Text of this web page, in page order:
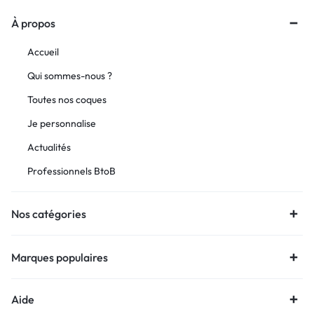
À propos
Accueil
Qui sommes-nous ?
Toutes nos coques
Je personnalise
Actualités
Professionnels BtoB
Nos catégories
Marques populaires
Aide